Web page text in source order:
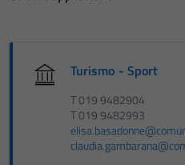
Turismo - Sport
T 019 9482904
T 019 9482993